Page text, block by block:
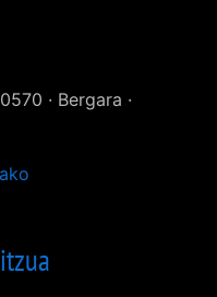
· Bergara ·